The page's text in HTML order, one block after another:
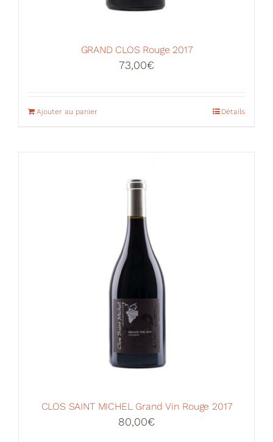
GRAND CLOS Rouge 2017
73,00€
Ajouter au panier Détails
CLOS SAINT MICHEL Grand Vin Rouge 2017
80,00€